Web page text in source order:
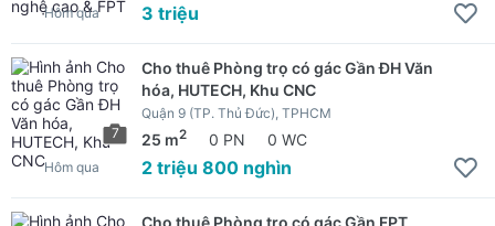
3 triệu
Hôm qua
7
Cho thuê Phòng trọ có gác Gần ĐH Văn
hóa, HUTECH, Khu CNC
Quận 9 (TP. Thủ Đức), TPHCM
25 m2 0 PN 0 WC
2 triệu 800 nghìn
Hôm qua
Cho thuê Phòng trọ có gác Gần FPT